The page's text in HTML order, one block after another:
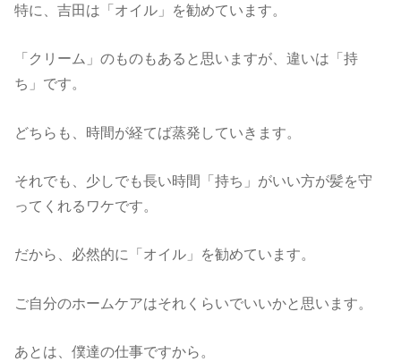
特に、吉田は「オイル」を勧めています。
「クリーム」のものもあると思いますが、違いは「持
ち」です。
どちらも、時間が経てば蒸発していきます。
それでも、少しでも長い時間「持ち」がいい方が髪を守
ってくれるワケです。
だから、必然的に「オイル」を勧めています。
ご自分のホームケアはそれくらいでいいかと思います。
あとは、僕達の仕事ですから。